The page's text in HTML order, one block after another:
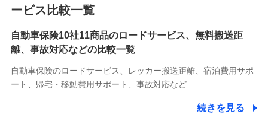
各種お問い合わせに対応するため
10.受託業務の 個人情報
受託業務の遂行およびこれらに準ずる業務の遂行のため
11.マイカー通勤管理クラウド並びに法人向けASPサー
ービス比較一覧
自動車保険10社11商品のロードサービス、無料搬送距
離、事故対応などの比較一覧
自動車保険のロードサービス、レッカー搬送距離、宿泊費用サポ
ート、帰宅・移動費用サポート、事故対応など…
続きを見る